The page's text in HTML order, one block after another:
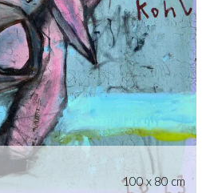
100 x 80 cm